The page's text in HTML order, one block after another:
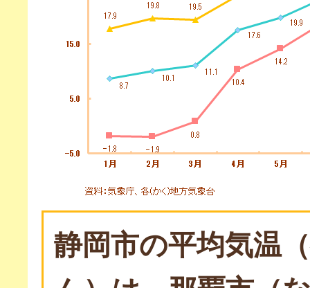
静岡市の平均気温